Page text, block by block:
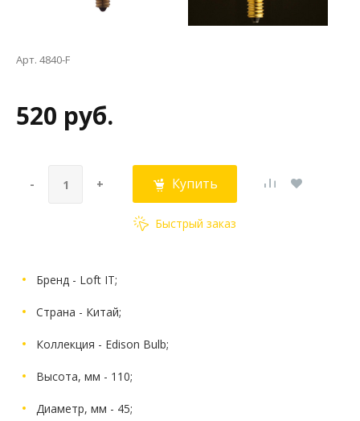
Арт. 4840-F
520 руб.
- + Купить
Быстрый заказ
Бренд - Loft IT;
Страна - Китай;
Коллекция - Edison Bulb;
Высота, мм - 110;
Диаметр, мм - 45;